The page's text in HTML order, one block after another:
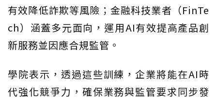
有效降低詐欺等風險；金融科技業者（FinTe
ch）涵蓋多元面向，運用AI有效提高產品創
新服務並因應合規監管。
學院表示，透過這些訓練，企業將能在AI時
代強化競爭力，確保業務與監管要求同步發